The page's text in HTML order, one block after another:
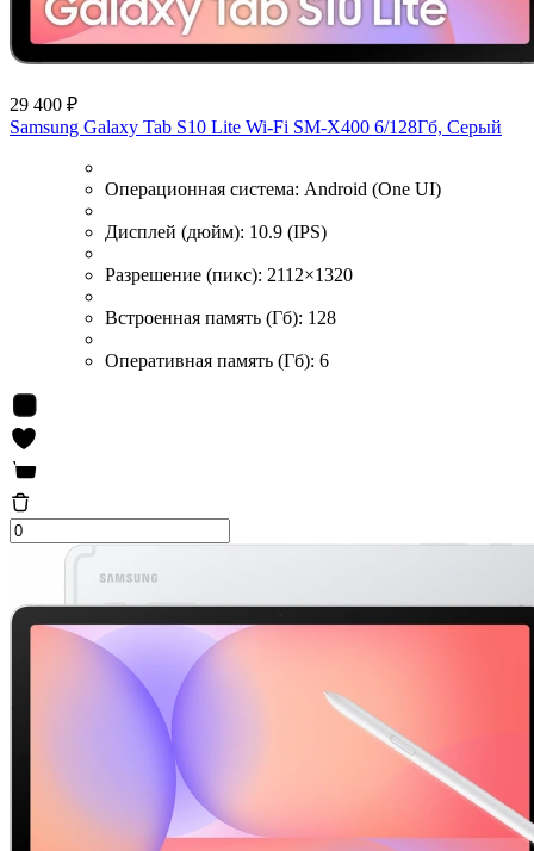
29 400 ₽
Samsung Galaxy Tab S10 Lite Wi-Fi SM-X400 6/128Гб, Серый
Операционная система: Android (One UI)
Дисплей (дюйм): 10.9 (IPS)
Разрешение (пикс): 2112×1320
Встроенная память (Гб): 128
Оперативная память (Гб): 6